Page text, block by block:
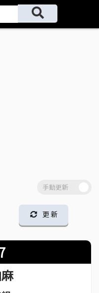
更 新